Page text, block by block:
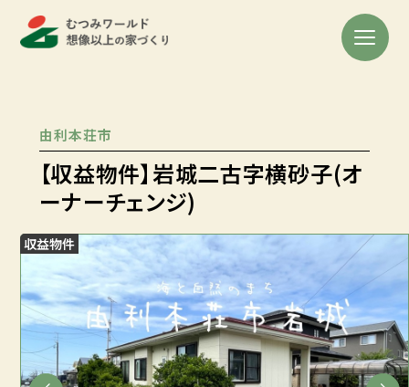
由利本荘市
【収益物件】岩城二古字横砂子(オ
ーナーチェンジ)
収益物件